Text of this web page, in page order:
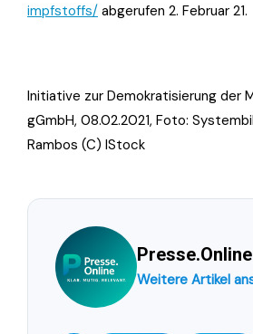
impfstoffs/ abgerufen 2. Februar 21.
Initiative zur Demokratisierung der
gGmbH, 08.02.2021, Foto:
Rambos (C) IStock
Presse.Online
Weitere Artikel